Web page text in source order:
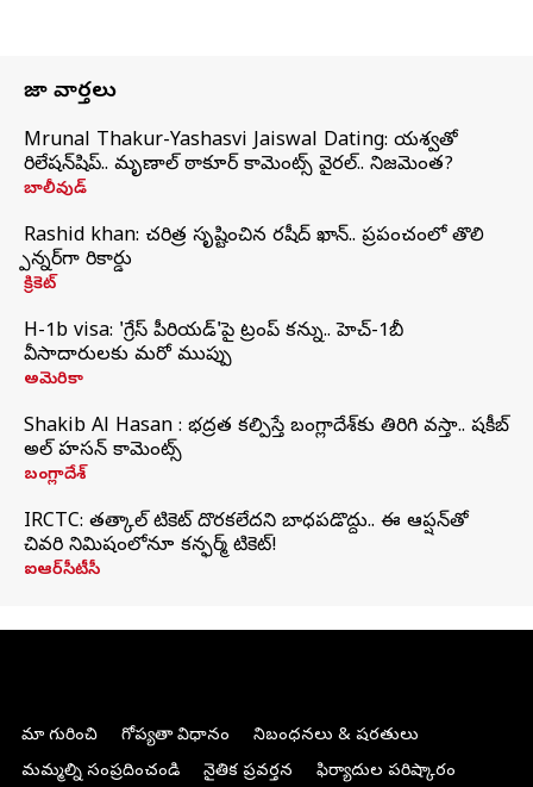
తాజా వార్తలు
Mrunal Thakur-Yashasvi Jaiswal Dating: యశస్వితో
రిలేషన్‌షిప్.. మృణాల్ ఠాకూర్ కామెంట్స్ వైరల్.. నిజమెంత?
బాలీవుడ్
Rashid khan: చరిత్ర సృష్టించిన రషీద్ ఖాన్.. ప్రపంచంలో తొలి
స్పిన్నర్‌గా రికార్డు
క్రికెట్
H-1b visa: 'గ్రేస్‌ పీరియడ్‌'పై ట్రంప్‌ కన్ను.. హెచ్‌-1బీ
వీసాదారులకు మరో ముప్పు
అమెరికా
Shakib Al Hasan : భద్రత కల్పిస్తే బంగ్లాదేశ్‌కు తిరిగి వస్తా.. షకీబ్
అల్ హసన్ కామెంట్స్
బంగ్లాదేశ్
IRCTC: తత్కాల్ టికెట్ దొరకలేదని బాధపడొద్దు.. ఈ ఆప్షన్‌తో
చివరి నిమిషంలోనూ కన్ఫర్మ్ టికెట్!
ఐఆర్‌సీటీసీ
మా గురించి గోప్యతా విధానం
నిబంధనలు & షరతులు
మమ్మల్ని సంప్రదించండి
నైతిక ప్రవర్తన ఫిర్యాదుల పరిష్కారం